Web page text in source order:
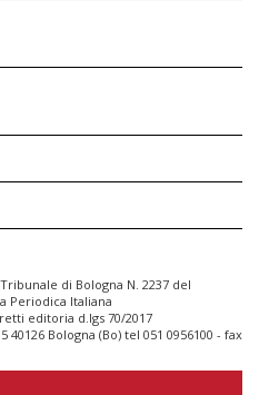
di Bologna N. 2237 del
Periodica Italiana
editoria d.lgs 70/2017
Bologna (Bo) tel 051 0956100 - fax